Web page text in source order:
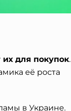
для покупок.
её роста
в Украине.